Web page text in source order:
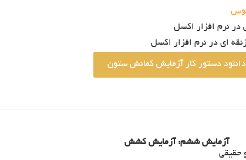
در نرم افزار اکسل
ای در نرم افزار اکسل
دانلود دستور کار آزمایش کمانش ستون
آزمایش ششم: آزمایش کشش
حقیقی